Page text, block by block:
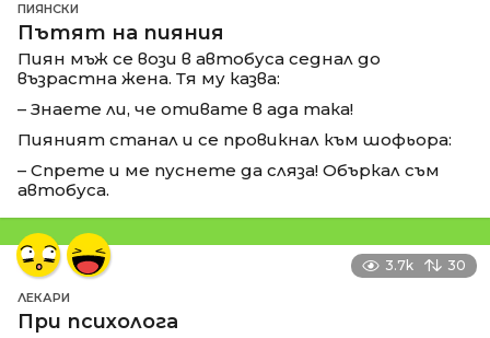
ПИЯНСКИ
Пътят на пияния
Пиян мъж се вози в автобуса седнал до
възрастна жена. Тя му казва:
– Знаете ли, че отивате в ада така!
Пияният станал и се провикнал към шофьора:
– Спрете и ме пуснете да сляза! Объркал съм
автобуса.
3.7k 30
ЛЕКАРИ
При психолога